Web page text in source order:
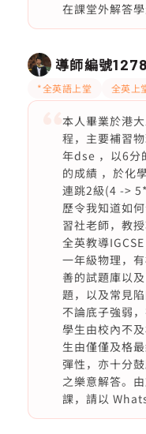
在課堂外解答學
導師編號
*全英語上堂 全英上
本人畢業於港
程，主要補習
年dse ，以6分
的成績 ，於化
連跳2級(4 ->
歷令我知道如
習社老師，教
全英教導
一年級物理，
善的試題庫以
題，以及常見
不論底子強弱
學生由校內不
生由僅僅及格
彈性，亦十分
之樂意解答。
課，請以